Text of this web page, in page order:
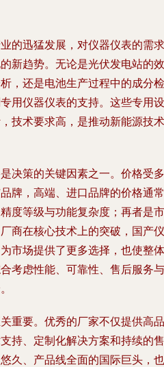
的迅猛发展，对仪器仪表的需求
新趋势。无论是光伏发电站的效
，还是电池生产过程中的成分检
专用仪器仪表的支持。这些专用设
技术要求高，是推动新能源技术
是决策的关键因素之一。价格受多
牌，高端、进口品牌的价格通常
度等级与功能复杂度；再者是市
商在核心技术上的突破，国产仪
市场提供了更多选择，也使整体
考虑性能、可靠性、售后服务与
重要。优秀的厂家不仅提供高品
持、定制化解决方案和持续的售
久、产品线全面的国际巨头，也